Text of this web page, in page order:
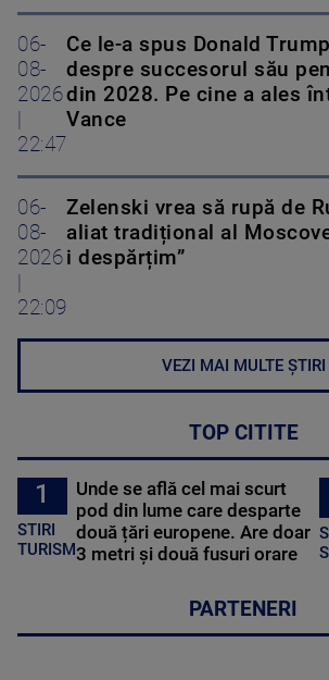
06-
08-
2026
|
22:47
Ce le-a spus Donald
despre succesorul său
din 2028. Pe cine a ales
Vance
06-
08-
2026
|
22:09
Zelenski vrea să rupă de
aliat tradițional al
i despărțim”
VEZI MAI MULTE ȘTIRI
TOP CITITE
1
STIRI
TURISM
Unde se află cel mai scurt
pod din lume care desparte
două țări europene. Are doar
3 metri și două fusuri orare
PARTENERI